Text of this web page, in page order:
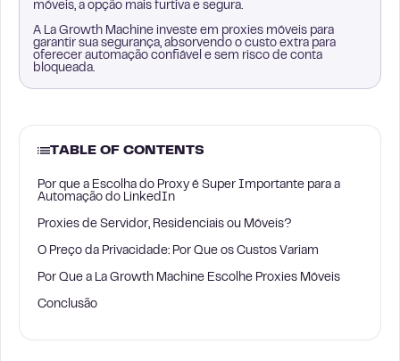
móveis, a opção mais furtiva e segura.
A La Growth Machine investe em proxies móveis para
garantir sua segurança, absorvendo o custo extra para
oferecer automação confiável e sem risco de conta
bloqueada.
TABLE OF CONTENTS
Por que a Escolha do Proxy é Super Importante para a
Automação do LinkedIn
Proxies de Servidor, Residenciais ou Móveis?
O Preço da Privacidade: Por Que os Custos Variam
Por Que a La Growth Machine Escolhe Proxies Móveis
Conclusão